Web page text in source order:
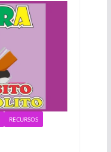
RECURSOS